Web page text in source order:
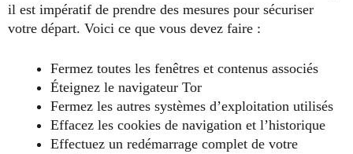
il est impératif de prendre des mesures pour sécuriser
votre départ. Voici ce que vous devez faire :
Fermez toutes les fenêtres et contenus associés
Éteignez le navigateur Tor
Fermez les autres systèmes d’exploitation utilisés
Effacez les cookies de navigation et l’historique
Effectuez un redémarrage complet de votre